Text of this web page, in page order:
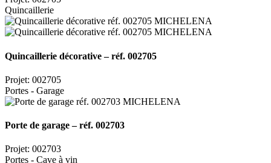
Quincaillerie
Quincaillerie décorative – réf. 002705
Projet: 002705
Portes - Garage
Porte de garage – réf. 002703
Projet: 002703
Portes - Cave à vin